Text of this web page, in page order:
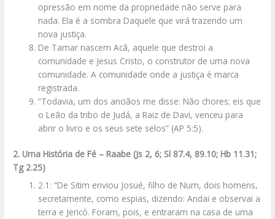
opressão em nome da propriedade não serve para
nada. Ela é a sombra Daquele que virá trazendo um
nova justiça.
De Tamar nascem Acã, aquele que destroi a
comunidade e Jesus Cristo, o construtor de uma nova
comunidade. A comunidade onde a justiça é marca
registrada.
“Todavia, um dos anciãos me disse: Não chores; eis que
o Leão da tribo de Judá, a Raiz de Davi, venceu para
abrir o livro e os seus sete selos” (AP 5:5).
2. Uma História de Fé – Raabe (Js 2, 6; Sl 87.4, 89.10; Hb 11.31;
Tg 2.25)
2.1: “De Sitim enviou Josué, filho de Num, dois homens,
secretamente, como espias, dizendo: Andai e observai a
terra e Jericó. Foram, pois, e entraram na casa de uma